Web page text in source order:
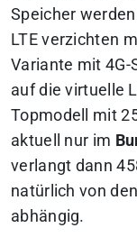
Speicher
LTE verzichten
Variante mit 4G-
auf die virtuelle
Topmodell mit
aktuell nur im
verlangt dann
natürlich von
abhängig.